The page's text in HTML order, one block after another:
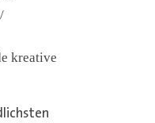
kreative